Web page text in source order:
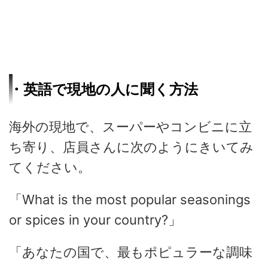
・英語で現地の人に聞く方法
海外の現地で、スーパーやコンビニに立
ち寄り、店員さんに次のようにきいてみ
てください。
「What is the most popular seasonings
or spices in your country?」
「あなたの国で、最もポピュラーな調味